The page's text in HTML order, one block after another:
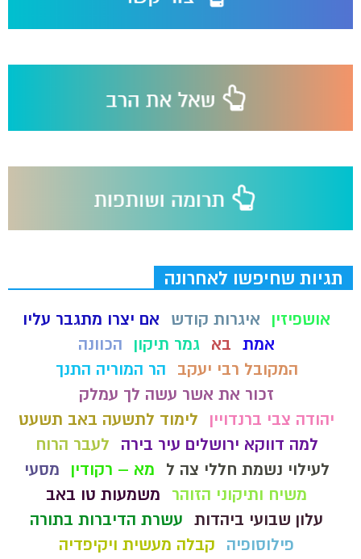
תגיות שחיפשו לאחרונה
אושפיזין איגרות קודש
אם יצרו מתגבר עליו
אמת בא גמר תיקון
הכוונה
המקובל רבי יעקב
הר המוריה התנך
זכור את אשר עשה לך עמלק
יהודה צבי ברנדויין
לימוד לתשעה באב תשעט
למה דווקא ירושלים עיר בירה
לעבר הרוח
לעילוי נשמת חללי צה ל
מא – רקודין
מסעי
משיח ותיקוני הזוהר
משמעות טו באב
עלון שבועי ביהדות עשרת הדיברות בתורה
פילוסופיה
קבלה מעשית ויקיפדיה